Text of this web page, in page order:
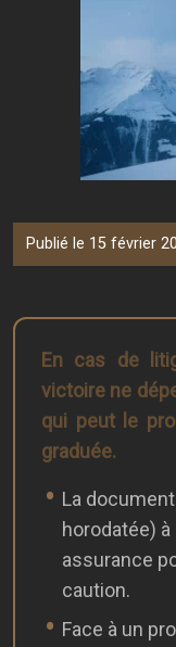
Publié le 15 février
En cas de
victoire ne
qui peut le
graduée.
La
horodatée)
assurance
caution.
Face à un